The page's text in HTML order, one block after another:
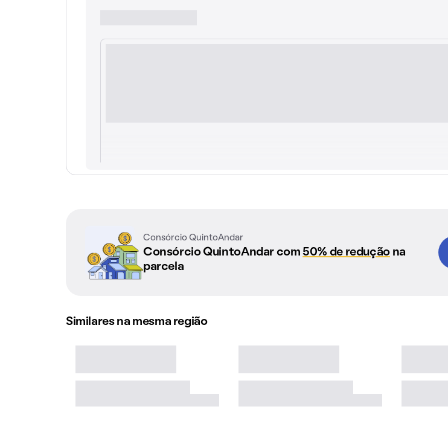
Consórcio QuintoAndar
Consórcio QuintoAndar com 50% de reduçãona
parcela
Similares na mesma região